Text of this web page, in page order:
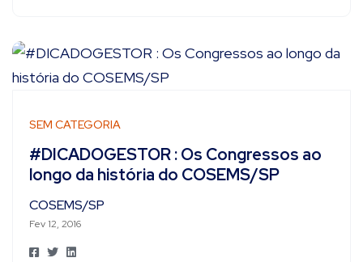
SEM CATEGORIA
#DICADOGESTOR : Os Congressos ao
longo da história do COSEMS/SP
COSEMS/SP
Fev 12, 2016